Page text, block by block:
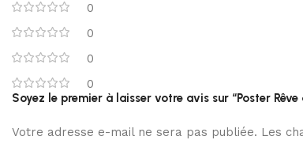
0
0
0
0
Soyez le premier à laisser votre avis sur “Poster Rêve
Votre adresse e-mail ne sera pas publiée. Les